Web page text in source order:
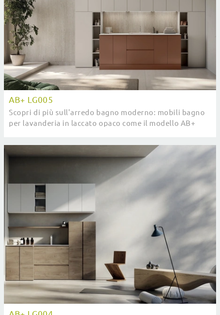
AB+ LG005
Scopri di più sull'arredo bagno moderno: mobili bagno
per lavanderia in laccato opaco come il modello AB+